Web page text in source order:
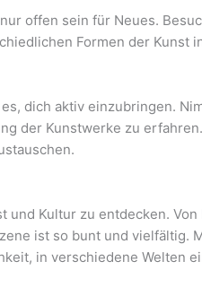
offen sein für Neues.
Formen der Kunst
dich aktiv einzubringen.
der Kunstwerke zu
Kultur zu entdecken.
ist so bunt und vielfältig.
in verschiedene Welten